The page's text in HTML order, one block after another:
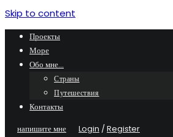
Skip to content
Проекты
Море
Обо мне…
Страны
Путешествия
Контакты
напишите мне
Login /Register